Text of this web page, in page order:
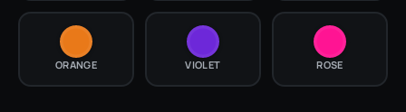
ORANGE VIOLET ROSE